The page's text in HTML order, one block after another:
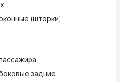
(шторки)
задние